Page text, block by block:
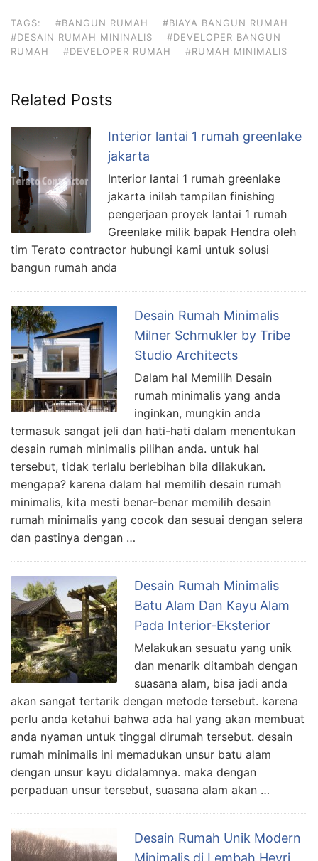
TAGS: #BANGUN RUMAH
#BIAYA BANGUN RUMAH
#DESAIN RUMAH MININALIS
#DEVELOPER BANGUN
RUMAH
#DEVELOPER RUMAH #RUMAH MINIMALIS
Related Posts
Interior lantai 1 rumah greenlake
jakarta
Interior lantai 1 rumah greenlake
jakarta inilah tampilan finishing
pengerjaan proyek lantai 1 rumah
Greenlake milik bapak Hendra oleh
tim Terato contractor hubungi kami untuk solusi
bangun rumah anda
Desain Rumah Minimalis
Milner Schmukler by Tribe
Studio Architects
Dalam hal Memilih Desain
rumah minimalis yang anda
inginkan, mungkin anda
termasuk sangat jeli dan hati-hati dalam menentukan
desain rumah minimalis pilihan anda. untuk hal
tersebut, tidak terlalu berlebihan bila dilakukan.
mengapa? karena dalam hal memilih desain rumah
minimalis, kita mesti benar-benar memilih desain
rumah minimalis yang cocok dan sesuai dengan selera
dan pastinya dengan …
Desain Rumah Minimalis
Batu Alam Dan Kayu Alam
Pada Interior-Eksterior
Melakukan sesuatu yang unik
dan menarik ditambah dengan
suasana alam, bisa jadi anda
akan sangat tertarik dengan metode tersebut. karena
perlu anda ketahui bahwa ada hal yang akan membuat
anda nyaman untuk tinggal dirumah tersebut. desain
rumah minimalis ini memadukan unsur batu alam
dengan unsur kayu didalamnya. maka dengan
perpaduan unsur tersebut, suasana alam akan …
Desain Rumah Unik Modern
Minimalis di Lembah Heyri